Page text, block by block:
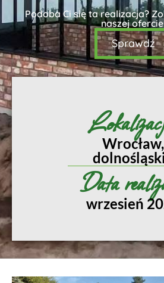
Podoba Ci się ta realizacja?
naszej
Sprawdź
Wrocław,
Data
wrzesień